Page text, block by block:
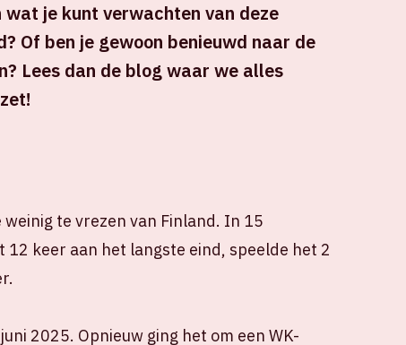
je kunt verwachten van deze
Of ben je gewoon benieuwd naar de
Lees dan de blog waar we alles
te vrezen van Finland. In 15
keer aan het langste eind, speelde het 2
2025. Opnieuw ging het om een WK-